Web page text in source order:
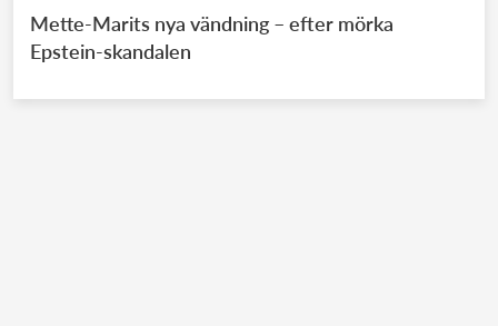
Mette-Marits nya vändning – efter mörka
Epstein-skandalen